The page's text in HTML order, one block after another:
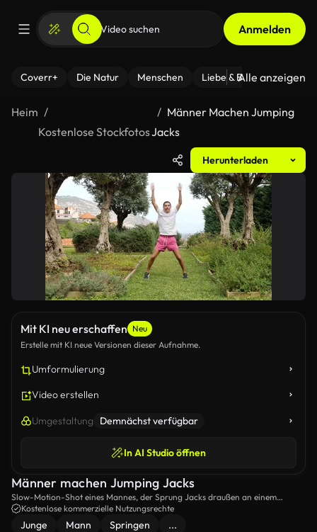
Anmelden
Coverr+ Die Natur Menschen Liebe & Beziehungen
Alle anzeigen
Heim
Kostenlose Stockfotos
Männer Machen Jumping
Jacks
Herunterladen
Mit KI neu erschaffen Neu
Erstelle mit KI neue Versionen dieser Aufnahme.
Umformulierung
Video erstellen
Umgestaltung Demnächst verfügbar
In AI Studio öffnen
Männer machen Jumping Jacks
Slow-Motion-Shot eines Mannes, der Sprung Jacks draußen an einem
sonnigen Tag macht.
Kostenlose kommerzielle Nutzungsrechte
Junge Mann Springen ...